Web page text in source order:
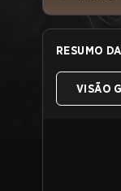
RESUMO
VISÃO